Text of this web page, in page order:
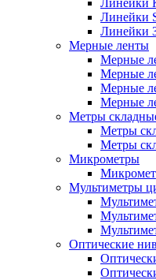
Линейки
Линейки
Линейки
Мерные ленты
Мерные
Мерные
Мерные
Мерные
Метры
Метры
Метры
Микрометры
Мультиметры
Оптические